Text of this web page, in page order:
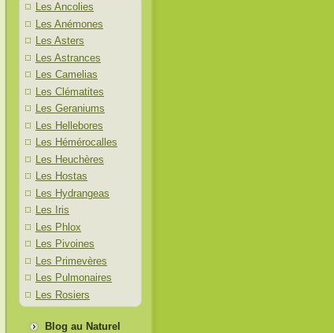
Les Ancolies
Les Anémones
Les Asters
Les Astrances
Les Camelias
Les Clématites
Les Geraniums
Les Hellebores
Les Hémérocalles
Les Heuchères
Les Hostas
Les Hydrangeas
Les Iris
Les Phlox
Les Pivoines
Les Primevères
Les Pulmonaires
Les Rosiers
Blog au Naturel